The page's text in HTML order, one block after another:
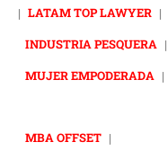
| LATAM TOP LAWYER |
INDUSTRIA PESQUERA |
MUJER EMPODERADA |
MBA OFFSET |